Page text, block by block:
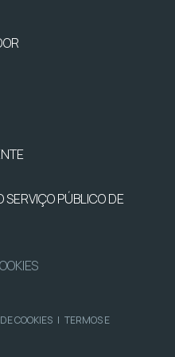
PÚBLICO DE
COOKIES | TERMOS E